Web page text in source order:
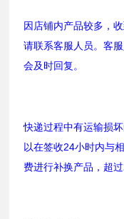
因店铺内产品较多，
请联系客服人员。客
会及时回复。
快递过程中有运输损
以在签收24小时内与
费进行补换产品，超